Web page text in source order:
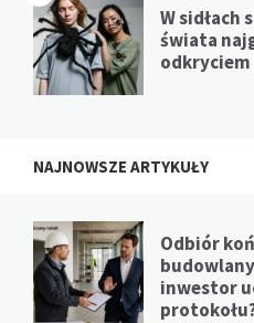
W sidłach
świata
NAJNOWSZE ARTYKUŁY
Odbiór
inwestor